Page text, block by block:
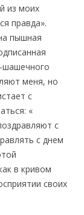
из моих
правда».
пышная
шашечного
меня, но
с
«
с
с днем
в кривом
своих